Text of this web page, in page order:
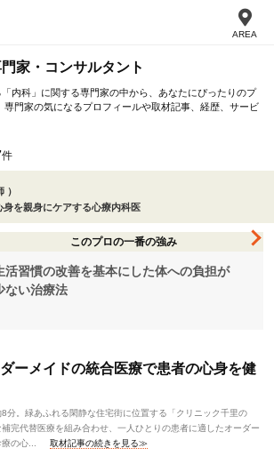
AREA
家・コンサルタント
内科」に関する専門家の中から、あなたにぴったりのプ
専門家の気になるプロフィールや取材記事、経歴、サービ
件
）
を親身にケアする心療内科医
このプロの一番の強み
活習慣の改善を基本にした体への負担が
ない治療法
ーメイドの統合医療で患者の心身を健
分。緑あふれる閑静な住宅街に位置する「クリニック千里の
完代替医療を組み合わせ、一人ひとりの患者に適したオーダー
の心...
取材記事の続きを見る≫